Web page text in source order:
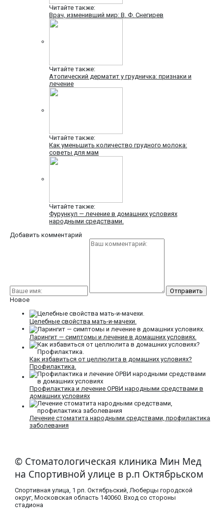
Читайте также:
Врач, изменивший мир: В. Ф. Снегирев
Читайте также:
Атопический дерматит у грудничка: признаки и
лечение
Читайте также:
Как уменьшить количество грудного молока:
советы для мам
Читайте также:
Фурункул — лечение в домашних условиях
народными средствами.
Добавить комментарий
Новое
Целебные свойства мать-и-мачехи.
Ларингит — симптомы и лечение в домашних условиях.
Как избавиться от целлюлита в домашних условиях?
Профилактика.
Профилактика и лечение ОРВИ народными средствами в
домашних условиях
Лечение стоматита народными средствами, профилактика
заболевания
© Стоматологическая клиника Мин Мед
на Спортивной улице в р.п Октябрьском
Спортивная улица, 1 рп. Октябрьский, Люберцы городской
округ, Московская область​ 140060. Вход со стороны
стадиона